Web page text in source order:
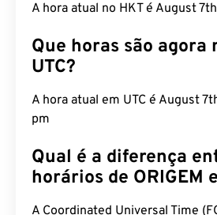
A hora atual no HKT é August
Que horas são agora
UTC?
A hora atual em UTC é August
pm
Qual é a diferença
horários de ORIGEM
A Coordinated Universal Time